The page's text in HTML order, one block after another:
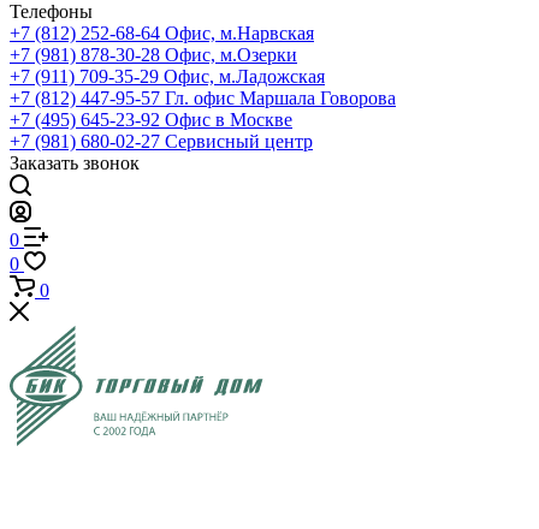
Телефоны
+7 (812) 252-68-64 Офис, м.Нарвская
+7 (981) 878-30-28 Офис, м.Озерки
+7 (911) 709-35-29 Офис, м.Ладожская
+7 (812) 447-95-57 Гл. офис Маршала Говорова
+7 (495) 645-23-92 Офис в Москве
+7 (981) 680-02-27 Сервисный центр
Заказать звонок
0
0
0